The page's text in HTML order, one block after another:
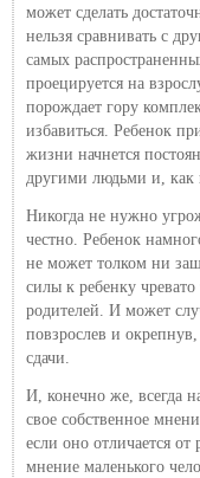
может сделать
нельзя сравнивать с
самых
проецируется на
порождает гору
избавиться. Ребенок
жизни начнется
другими людьми и, как
Никогда не нужно
честно. Ребенок
не может толком ни
силы к ребенку
родителей. И может
повзрослев и
сдачи.
И, конечно же, всегда
свое собственное
если оно отличается
мнение маленького